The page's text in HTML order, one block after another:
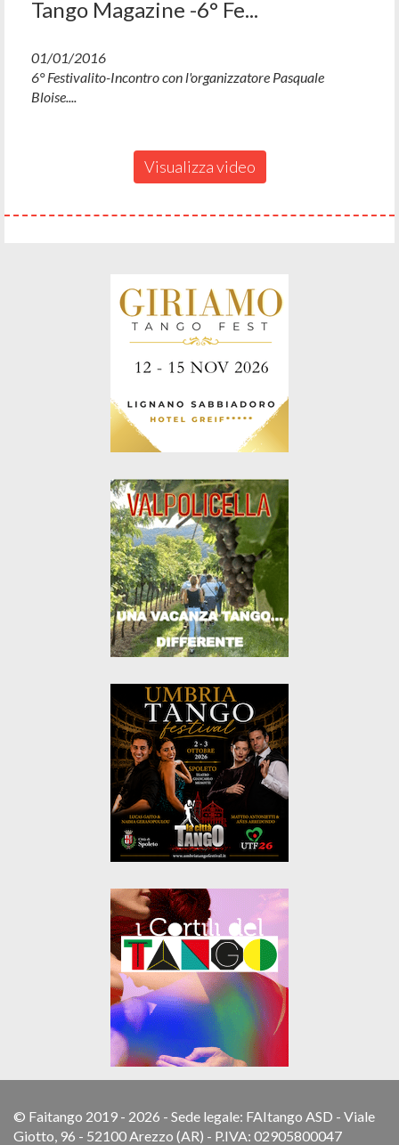
Tango Magazine -6° Fe...
01/01/2016
6° Festivalito-Incontro con l'organizzatore Pasquale
Bloise....
Visualizza video
© Faitango 2019 - 2026 - Sede legale: FAItango ASD - Viale
Giotto, 96 - 52100 Arezzo (AR) - P.IVA: 02905800047